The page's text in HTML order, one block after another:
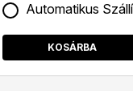
Automatikus
KOSÁRBA